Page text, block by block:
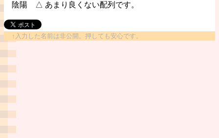
陰陽
△ あまり良くない配列です。
↑入力した名前は非公開。押しても安心です。